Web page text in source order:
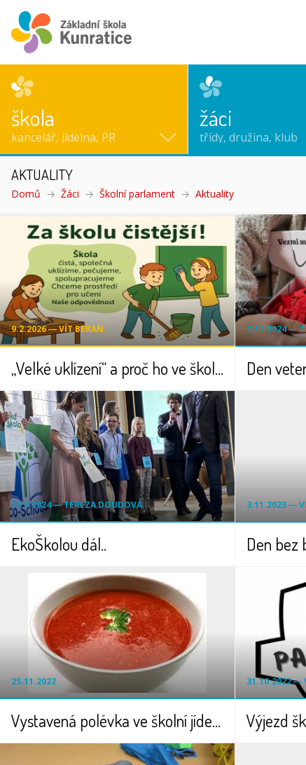
škola
kancelář, jídelna, PR
žáci
třídy, družina, klub
AKTUALITY
Domů Žáci Školní parlament Aktuality
9.2.2026 ― VÍT BERAN
„Velké uklízení“ a proč ho ve škole děláme
7.11.2024 ―
Den
12.8.2024 ― TEREZA DOUDOVÁ
EkoŠkolou dál..
3.11.2023 ―
Den bez
25.11.2022
Vystavená polévka ve školní jídelně
31.10.2022 ―